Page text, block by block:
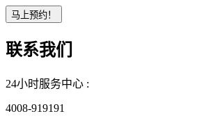
联系我们
24小时服务中心 :
4008-919191